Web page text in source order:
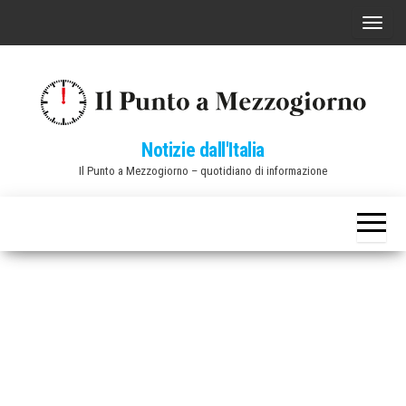
C
a
v
Notizie dall'Italia
Il Punto a Mezzogiorno – quotidiano di informazione